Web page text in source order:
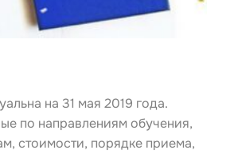
на 31 мая 2019 года.
по направлениям обучения,
стоимости, порядке приема,